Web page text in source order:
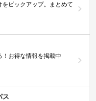
をピックアップ。まとめて
お得な情報を掲載中
ス